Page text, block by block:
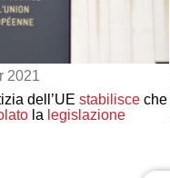
2021
dell’UEstabilisce che
la legislazione